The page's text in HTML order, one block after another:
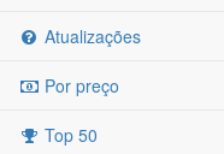
Atualizações
Por preço
Top 50